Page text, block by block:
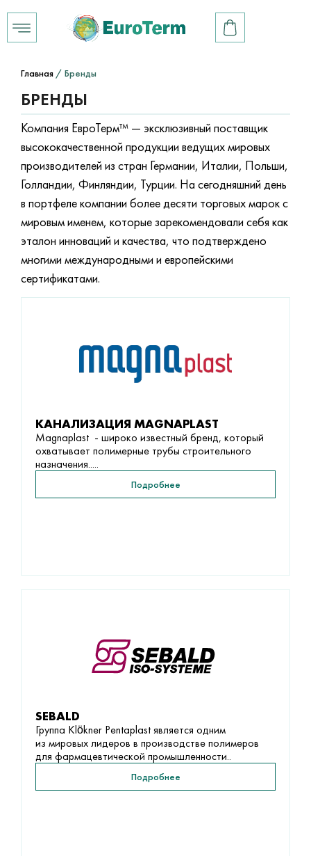
Главная / Бренды
БРЕНДЫ
Компания ЕвроТерм™ — эксклюзивный поставщик
высококачественной продукции ведущих мировых
производителей из стран Германии, Италии, Польши,
Голландии, Финляндии, Турции. На сегодняшний день
в портфеле компании более десяти торговых марок с
мировым именем, которые зарекомендовали себя как
эталон инноваций и качества, что подтверждено
многими международными и европейскими
сертификатами.
КАНАЛИЗАЦИЯ MAGNAPLAST
Magnaplast - широко известный бренд, который
охватывает полимерные трубы строительного
назначения.....
Подробнее
SEBALD
Группа Klökner Pentaplast является одним
из мировых лидеров в производстве полимеров
для фармацевтической промышленности..
Подробнее